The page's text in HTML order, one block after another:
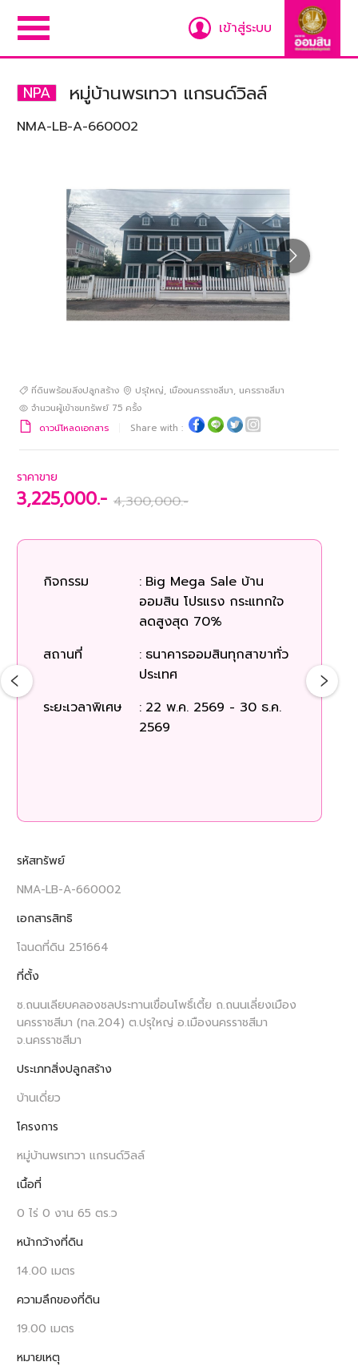
เข้าสู่ระบบ
NPA หมู่บ้านพรเทวา แกรนด์วิลล์
NMA-LB-A-660002
ที่ดินพร้อมสิ่งปลูกสร้าง ปรุใหญ่, เมืองนครราชสีมา, นครราชสีมา
จำนวนผู้เข้าชมทรัพย์ 75 ครั้ง
ดาวน์โหลดเอกสาร
Share with :
ราคาขาย
3,225,000.- 4,300,000.-
กิจกรรม : Big Mega Sale บ้าน
ออมสิน โปรแรง กระแทกใจ
ลดสูงสุด 70%
สถานที่
: ธนาคารออมสินทุกสาขาทั่ว
ประเทศ
ระยะเวลาพิเศษ
: 22 พ.ค. 2569 - 30 ธ.ค.
2569
รหัสทรัพย์
NMA-LB-A-660002
เอกสารสิทธิ
โฉนดที่ดิน 251664
ที่ตั้ง
ซ.ถนนเลียบคลองชลประทานเขื่อนโพธิ์เตี้ย ถ.ถนนเลี่ยงเมือง
นครราชสีมา (ทล.204) ต.ปรุใหญ่ อ.เมืองนครราชสีมา
จ.นครราชสีมา
ประเภทสิ่งปลูกสร้าง
บ้านเดี่ยว
โครงการ
หมู่บ้านพรเทวา แกรนด์วิลล์
เนื้อที่
0 ไร่ 0 งาน 65 ตร.ว
หน้ากว้างที่ดิน
14.00 เมตร
ความลึกของที่ดิน
19.00 เมตร
หมายเหตุ